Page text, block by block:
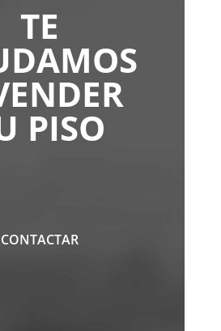
TE
PISO
CONTACTAR